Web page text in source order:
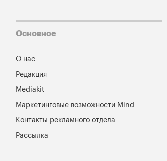
Основное
О нас
Редакция
Mediakit
Маркетинговые возможности Mind
Контакты рекламного отдела
Рассылка